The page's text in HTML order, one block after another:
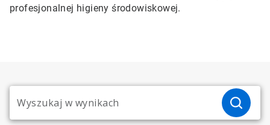
profesjonalnej higieny środowiskowej.